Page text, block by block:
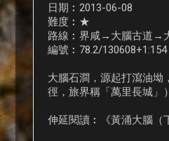
日期︰2013-06-08
難度︰★
路線︰界咸→大腦古道→
編號︰78.2/130608+1:154
大腦石澗，源起打瀉油坳
徑，旅界稱「萬里長城」
伸延閱讀︰《黃涌大腦（